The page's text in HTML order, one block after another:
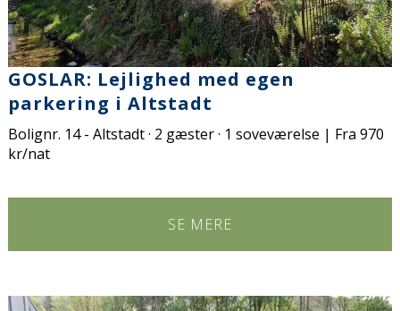
GOSLAR: Lejlighed med egen
parkering i Altstadt
Bolignr. 14 - Altstadt · 2 gæster · 1 soveværelse | Fra 970
kr/nat
SE MERE